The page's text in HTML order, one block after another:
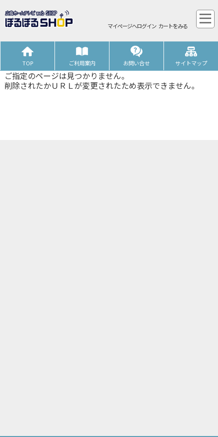
マイページへログイン カートをみる
TOP ご利用案内 お問い合せ サイトマップ
ご指定のページは見つかりません。
削除されたかＵＲＬが変更されたため表示できません。